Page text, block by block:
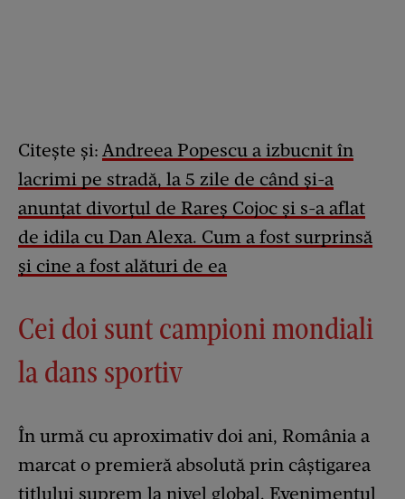
Citește și: Andreea Popescu a izbucnit în
lacrimi pe stradă, la 5 zile de când și-a
anunțat divorțul de Rareș Cojoc și s-a aflat
de idila cu Dan Alexa. Cum a fost surprinsă
și cine a fost alături de ea
Cei doi sunt campioni mondiali
la dans sportiv
În urmă cu aproximativ doi ani, România a
marcat o premieră absolută prin câștigarea
titlului suprem la nivel global. Evenimentul